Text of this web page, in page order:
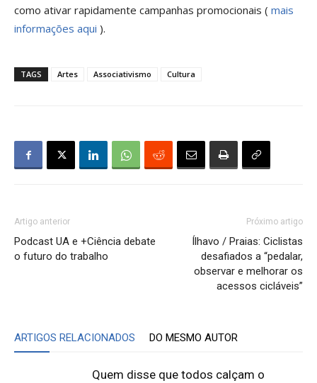
como ativar rapidamente campanhas promocionais ( mais
informações aqui ).
TAGS Artes Associativismo Cultura
Artigo anterior
Podcast UA e +Ciência debate
o futuro do trabalho
Próximo artigo
Ílhavo / Praias: Ciclistas
desafiados a “pedalar,
observar e melhorar os
acessos cicláveis”
ARTIGOS RELACIONADOS DO MESMO AUTOR
Quem disse que todos calçam o